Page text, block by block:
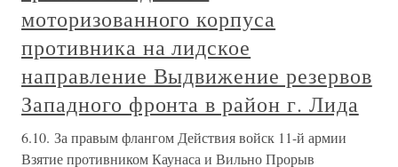
моторизованного корпуса
противника на лидское
направление Выдвижение резервов
Западного фронта в район г. Лида
6.10. За правым флангом Действия войск 11-й армии
Взятие противником Каунаса и Вильно Прорыв